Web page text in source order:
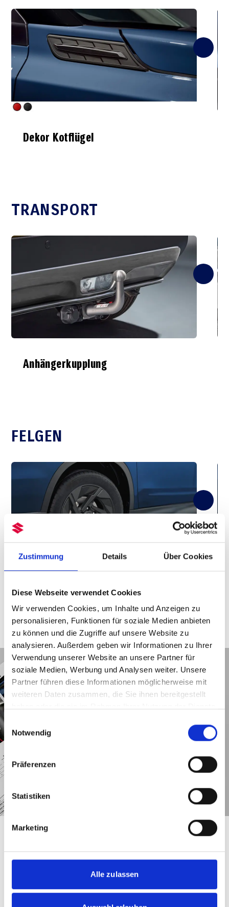
Zustimmung Details Über Cookies
Diese Webseite verwendet Cookies
Wir verwenden Cookies, um Inhalte und Anzeigen zu
personalisieren, Funktionen für soziale Medien anbieten
zu können und die Zugriffe auf unsere Website zu
analysieren. Außerdem geben wir Informationen zu Ihrer
Verwendung unserer Website an unsere Partner für
soziale Medien, Werbung und Analysen weiter. Unsere
Partner führen diese Informationen möglicherweise mit
weiteren Daten zusammen, die Sie ihnen bereitgestellt
Einwilligungsauswahl
Notwendig
Präferenzen
Statistiken
Marketing
Alle zulassen
Dekor Kotflügel
TRANSPORT
Anhängerkupplung
FELGEN
Alufelge 17 Zoll
Ihr Suzuki, Ihr Zubehör.
Katalog anfordern, Download-Link erhalten und